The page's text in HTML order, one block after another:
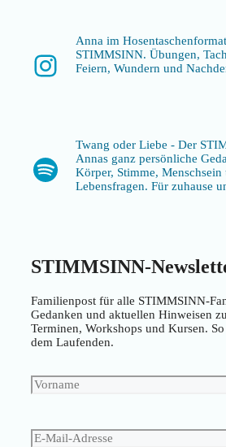
Instagram
Anna im
STIMMSINN. Übungen,
Feiern, Wundern und
Spotify
Twang oder Liebe - Der
Annas ganz persönliche
Körper, Stimme,
Lebensfragen. Für zuhause
STIMMSINN-
Familienpost für alle STIMMSINN-
Gedanken und aktuellen Hinweisen
Terminen, Workshops und Kursen.
dem Laufenden.